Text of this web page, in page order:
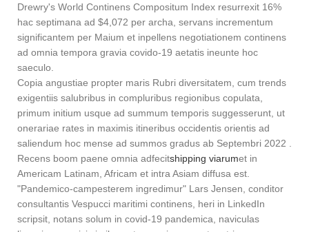
Drewry's World Continens Compositum Index resurrexit 16%
hac septimana ad $4,072 per archa, servans incrementum
significantem per Maium et inpellens negotiationem continens
ad omnia tempora gravia covido-19 aetatis ineunte hoc
saeculo.
Copia angustiae propter maris Rubri diversitatem, cum trends
exigentiis salubribus in compluribus regionibus copulata,
primum initium usque ad summum temporis suggesserunt, ut
onerariae rates in maximis itineribus occidentis orientis ad
saliendum hoc mense ad summos gradus ab Septembri 2022 .
Recens boom paene omnia adfecitshipping viarumet in
Americam Latinam, Africam et intra Asiam diffusa est.
"Pandemico-campesterem ingredimur" Lars Jensen, conditor
consultantis Vespucci maritimi continens, heri in LinkedIn
scripsit, notans solum in covid-19 pandemica, naviculas